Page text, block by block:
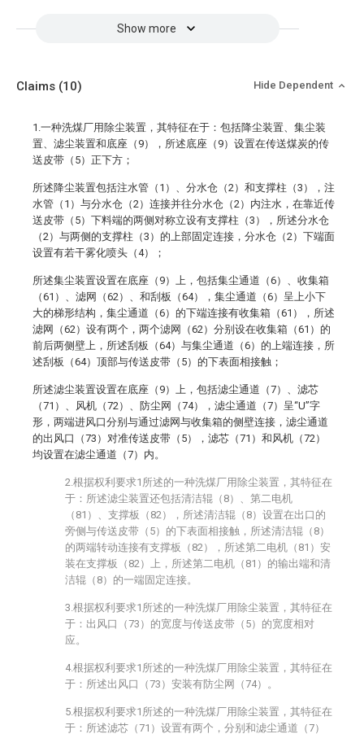
Show more
Claims (10) Hide Dependent
1.一种洗煤厂用除尘装置，其特征在于：包括降尘装置、集尘装
置、滤尘装置和底座（9），所述底座（9）设置在传送煤炭的传
送皮带（5）正下方；
所述降尘装置包括注水管（1）、分水仓（2）和支撑柱（3），注
水管（1）与分水仓（2）连接并往分水仓（2）内注水，在靠近传
送皮带（5）下料端的两侧对称立设有支撑柱（3），所述分水仓
（2）与两侧的支撑柱（3）的上部固定连接，分水仓（2）下端面
设置有若干雾化喷头（4）；
所述集尘装置设置在底座（9）上，包括集尘通道（6）、收集箱
（61）、滤网（62）、和刮板（64），集尘通道（6）呈上小下
大的梯形结构，集尘通道（6）的下端连接有收集箱（61），所述
滤网（62）设有两个，两个滤网（62）分别设在收集箱（61）的
前后两侧壁上，所述刮板（64）与集尘通道（6）的上端连接，所
述刮板（64）顶部与传送皮带（5）的下表面相接触；
所述滤尘装置设置在底座（9）上，包括滤尘通道（7）、滤芯
（71）、风机（72）、防尘网（74），滤尘通道（7）呈“U”字
形，两端进风口分别与通过滤网与收集箱的侧壁连接，滤尘通道
的出风口（73）对准传送皮带（5），滤芯（71）和风机（72）
均设置在滤尘通道（7）内。
2.根据权利要求1所述的一种洗煤厂用除尘装置，其特征在
于：所述滤尘装置还包括清洁辊（8）、第二电机
（81）、支撑板（82），所述清洁辊（8）设置在出口的
旁侧与传送皮带（5）的下表面相接触，所述清洁辊（8）
的两端转动连接有支撑板（82），所述第二电机（81）安
装在支撑板（82）上，所述第二电机（81）的输出端和清
洁辊（8）的一端固定连接。
3.根据权利要求1所述的一种洗煤厂用除尘装置，其特征在
于：出风口（73）的宽度与传送皮带（5）的宽度相对
应。
4.根据权利要求1所述的一种洗煤厂用除尘装置，其特征在
于：所述出风口（73）安装有防尘网（74）。
5.根据权利要求1所述的一种洗煤厂用除尘装置，其特征在
于：所述滤芯（71）设置有两个，分别和滤尘通道（7）